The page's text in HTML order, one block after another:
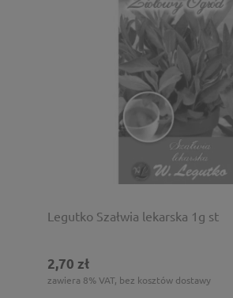
Legutko Szałwia lekarska 1g st
2,70 zł
zawiera 8% VAT, bez kosztów dostawy